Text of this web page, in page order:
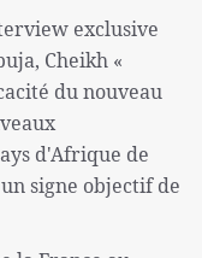
exclusive
Cheikh «
du nouveau
d'Afrique de
signe objectif de